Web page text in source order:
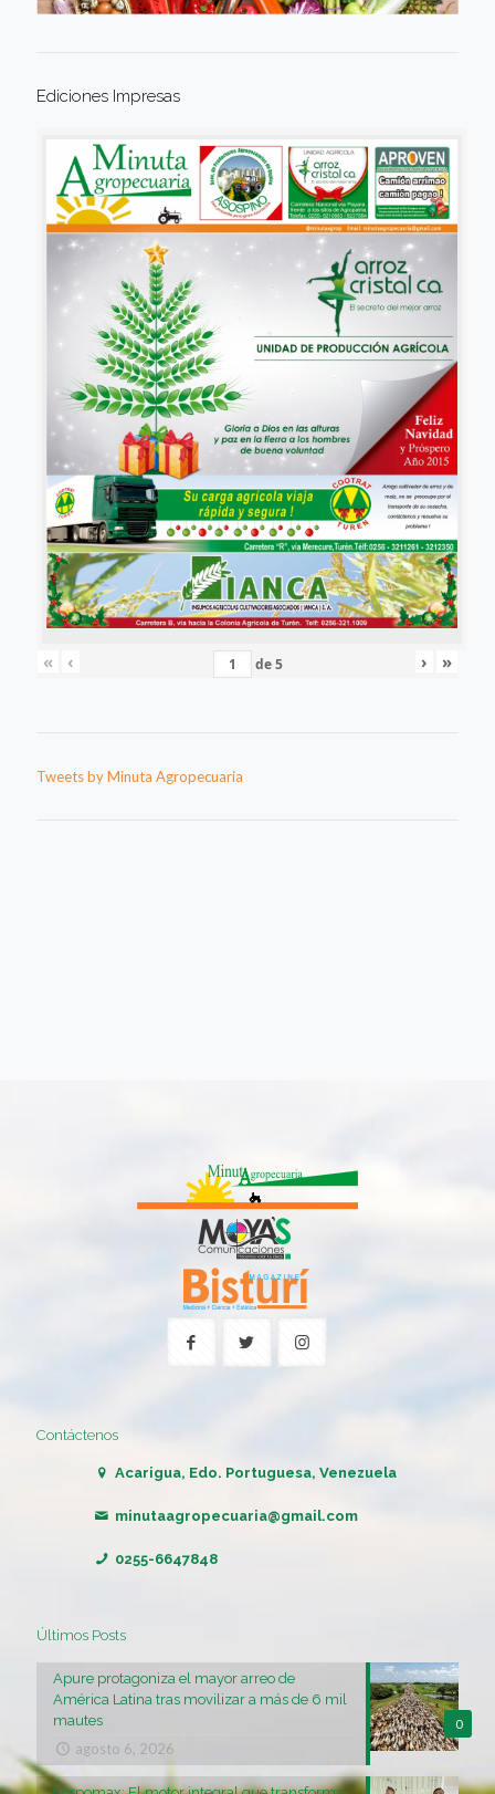
Ediciones Impresas
« ‹ de5 › »
Tweets by Minuta Agropecuaria
Contáctenos
Acarigua, Edo. Portuguesa, Venezuela
minutaagropecuaria@gmail.com
0255-6647848
Últimos Posts
0
Apure protagoniza el mayor arreo de
América Latina tras movilizar a más de 6 mil
mautes
agosto 6, 2026